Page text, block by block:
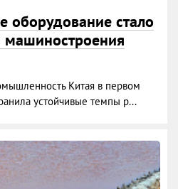
оборудование стало
машиностроения
Китая в первом
устойчивые темпы р...